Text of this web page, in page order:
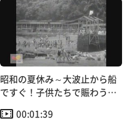
昭和の夏休み～大波止から船
ですぐ！子供たちで賑わう
00:01:39